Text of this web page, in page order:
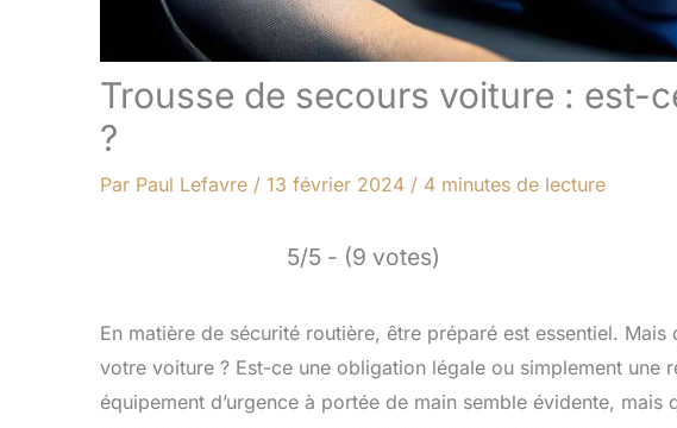
Trousse de secours voiture : est-
?
Par Paul Lefavre / 13 février 2024 / 4 minutes de lecture
5/5 - (9 votes)
En matière de sécurité routière, être préparé est essentiel. Mais
votre voiture ? Est-ce une obligation légale ou simplement une
équipement d’urgence à portée de main semble évidente,